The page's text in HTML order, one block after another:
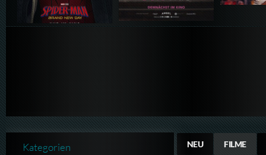
NEU FILME
Kategorien